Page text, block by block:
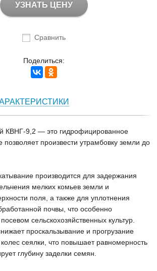
УЗНАТЬ ЦЕНУ
Сравнить
Поделиться:
КВНГ-9,2 — это гидрофицированное
позволяет произвести утрамбовку земли до
производится для задержания
мелких комьев земли и
поля, а также для уплотнения
почвы, что особенно
сельскохозяйственных культур.
проскальзывание и прогрузание
сеялки, что повышает равномерность
глубину заделки семян.